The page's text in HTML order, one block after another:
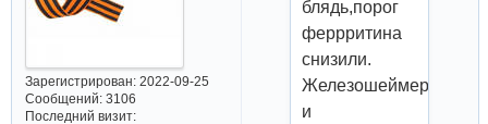
Зарегистрирован: 2022-09-25
Сообщений:3106
Последний визит:
блядь,порог
феррритина
снизили.
Железошеймеры
и